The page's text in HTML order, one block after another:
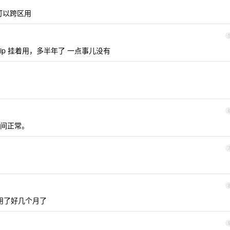
以跨区用
5
挂着用，多半年了 一点事儿没有
6
正常。
7
8
了好几个月了
9